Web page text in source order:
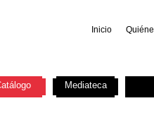
Inicio
Mediateca